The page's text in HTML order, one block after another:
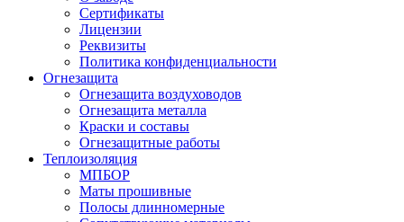
Сертификаты
Лицензии
Реквизиты
Политика конфиденциальности
Огнезащита
Огнезащита воздуховодов
Огнезащита металла
Краски и составы
Огнезащитные работы
Теплоизоляция
МПБОР
Маты прошивные
Полосы длинномерные